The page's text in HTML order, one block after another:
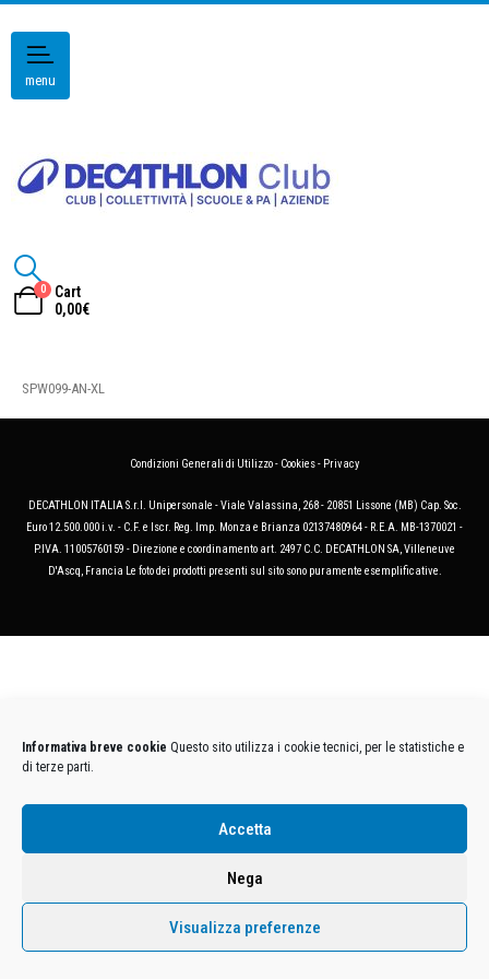
Informativa breve cookie Questo sito utilizza i cookie tecnici, per le statistiche e
di terze parti.
Accetta
Nega
Visualizza preferenze
menu
0
Cart
0,00€
SPW099-AN-XL
Condizioni Generali di Utilizzo- Cookies- Privacy
DECATHLON ITALIA S.r.l. Unipersonale - Viale Valassina, 268 - 20851 Lissone (MB) Cap. Soc.
Euro 12.500.000 i.v. - C.F. e Iscr. Reg. Imp. Monza e Brianza 02137480964 - R.E.A. MB-1370021 -
P.IVA. 11005760159 - Direzione e coordinamento art. 2497 C.C. DECATHLON SA, Villeneuve
D'Ascq, Francia Le foto dei prodotti presenti sul sito sono puramente esemplificative.